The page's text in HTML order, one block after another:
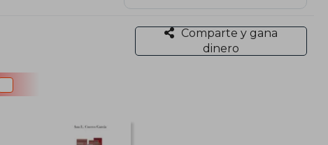
Comparte y gana
dinero